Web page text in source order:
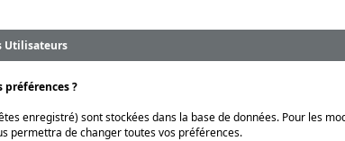
Utilisateurs
préférences ?
enregistré) sont stockées dans la base de données. Pour les
permettra de changer toutes vos préférences.